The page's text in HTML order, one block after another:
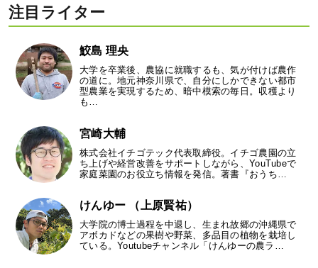
注目ライター
鮫島 理央
大学を卒業後、農協に就職するも、気が付けば農作
の道に。地元神奈川県で、自分にしかできない都市
型農業を実現するため、暗中模索の毎日。収穫より
も…
宮崎大輔
株式会社イチゴテック代表取締役。イチゴ農園の立
ち上げや経営改善をサポートしながら、YouTubeで
家庭菜園のお役立ち情報を発信。著書『おうち…
けんゆー （上原賢祐）
大学院の博士過程を中退し、生まれ故郷の沖縄県で
アボカドなどの果樹や野菜、多品目の植物を栽培し
ている。Youtubeチャンネル「けんゆーの農ラ…